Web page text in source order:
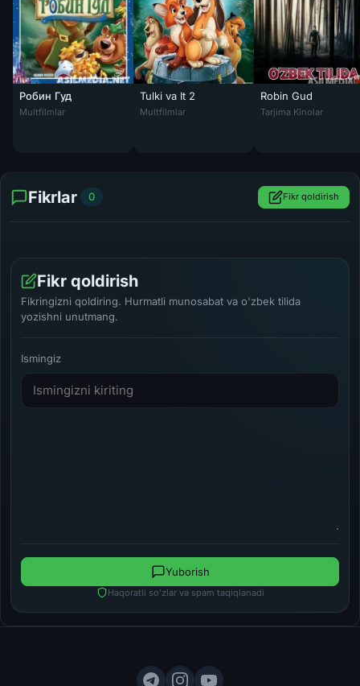
Робин Гуд
Multfilmlar
Tulki va It 2
Tulki va It 2 Uzbek tilida multfilm 2006
Multfilmlar
Robin Gud
Robin Gud Uzbek
Tarjima Kinolar
Fikrlar 0 Fikr qoldirish
Fikr qoldirish
Fikringizni qoldiring. Hurmatli munosabat va o'zbek tilida
yozishni unutmang.
Ismingiz
Haqoratli so'zlar va spam taqiqlanadi
Yuborish